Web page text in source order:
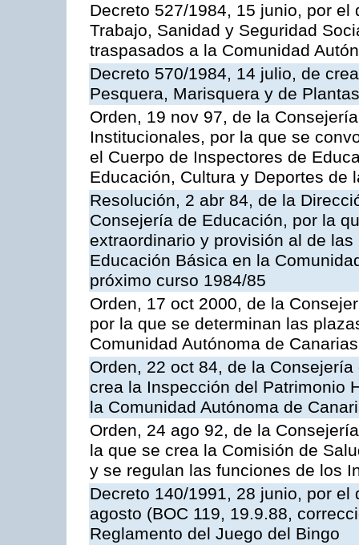
Decreto 527/1984, 15 junio, por
Trabajo, Sanidad y Seguridad
traspasados a la Comunidad
Decreto 570/1984, 14 julio, de
Pesquera, Marisquera y de
Orden, 19 nov 97, de la
Institucionales, por la que se
el Cuerpo de Inspectores de
Educación, Cultura y Deportes de
Resolución, 2 abr 84, de la
Consejería de Educación, por la
extraordinario y provisión al de
Educación Básica en la
próximo curso 1984/85
Orden, 17 oct 2000, de la
por la que se determinan las
Comunidad Autónoma de Canarias
Orden, 22 oct 84, de la
crea la Inspección del Patrimonio
la Comunidad Autónoma de
Orden, 24 ago 92, de la
la que se crea la Comisión de
y se regulan las funciones de los
Decreto 140/1991, 28 junio, por
agosto (BOC 119, 19.9.88,
Reglamento del Juego del Bingo